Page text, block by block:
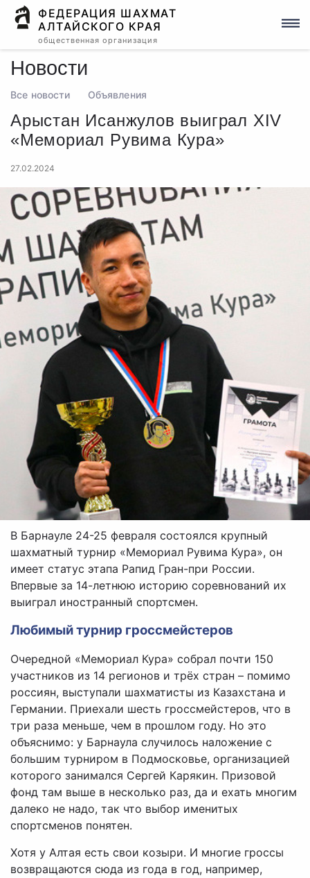
ФЕДЕРАЦИЯ ШАХМАТ
АЛТАЙСКОГО КРАЯ
общественная организация
Новости
Все новости Объявления
Арыстан Исанжулов выиграл XIV
«Мемориал Рувима Кура»
27.02.2024
В Барнауле 24-25 февраля состоялся крупный
шахматный турнир «Мемориал Рувима Кура», он
имеет статус этапа Рапид Гран-при России.
Впервые за 14-летнюю историю соревнований их
выиграл иностранный спортсмен.
Любимый турнир гроссмейстеров
Очередной «Мемориал Кура» собрал почти 150
участников из 14 регионов и трёх стран – помимо
россиян, выступали шахматисты из Казахстана и
Германии. Приехали шесть гроссмейстеров, что в
три раза меньше, чем в прошлом году. Но это
объяснимо: у Барнаула случилось наложение с
большим турниром в Подмосковье, организацией
которого занимался Сергей Карякин. Призовой
фонд там выше в несколько раз, да и ехать многим
далеко не надо, так что выбор именитых
спортсменов понятен.
Хотя у Алтая есть свои козыри. И многие гроссы
возвращаются сюда из года в год, например,